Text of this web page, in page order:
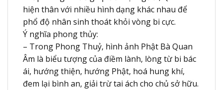
hiện thân với nhiều hình dạng khác nhau để
phổ độ nhân sinh thoát khỏi vòng bi cực.
Ý nghĩa phong thủy:
– Trong Phong Thuỷ, hình ảnh Phật Bà Quan
Âm là biểu tượng của điềm lành, lòng từ bi bác
ái, hướng thiện, hướng Phật, hoá hung khí,
đem lại bình an, giải trừ tai ách cho chủ sở hữu.